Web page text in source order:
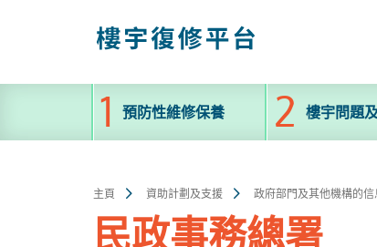
容
預防性維修保養 樓宇問題
主頁 資助計劃及支援 政府部門及其他機構的
民政事務總署